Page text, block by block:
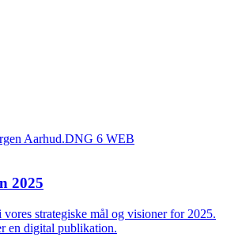
2025
strategiske mål og visioner for 2025.
en digital publikation.